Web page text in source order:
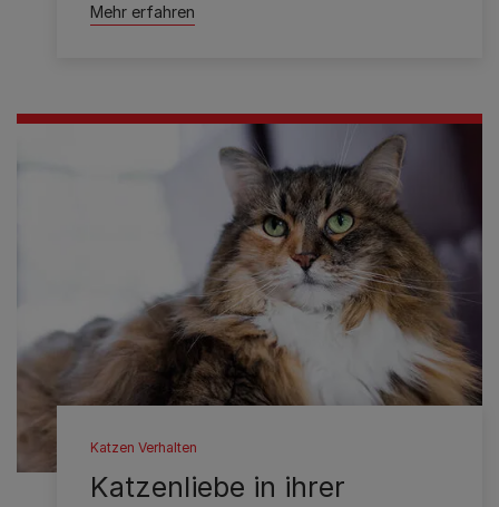
Mehr erfahren
Katzen Verhalten
Katzenliebe in ihrer